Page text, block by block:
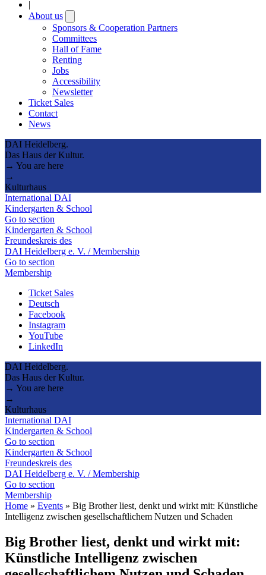
|
About us
submenu
Sponsors & Cooperation Partners
Committees
Hall of Fame
Renting
Jobs
Accessibility
Newsletter
Ticket Sales
Contact
News
DAI Heidelberg.
Das Haus der Kultur.
→ You are here
→
Kulturhaus
International DAI
Kindergarten & School
Go to section
Kindergarten & School
Freundeskreis des
DAI Heidelberg e. V. / Membership
Go to section
Membership
Ticket Sales
Deutsch
Facebook
Instagram
YouTube
LinkedIn
DAI Heidelberg.
Das Haus der Kultur.
→ You are here
→
Kulturhaus
International DAI
Kindergarten & School
Go to section
Kindergarten & School
Freundeskreis des
DAI Heidelberg e. V. / Membership
Go to section
Membership
Home » Events » Big Brother liest, denkt und wirkt mit: Künstliche
Intelligenz zwischen gesellschaftlichem Nutzen und Schaden
Big Brother liest, denkt und wirkt mit:
Künstliche Intelligenz zwischen